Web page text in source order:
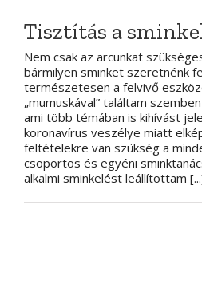
Tisztítás a
Nem csak az arcunkat
bármilyen sminket szeretnénk
természetesen a felvivő
„mumuskával” találtam
ami több témában is kihívást
koronavírus veszélye miatt
feltételekre van szükség a
csoportos és egyéni
alkalmi sminkelést leállítottam